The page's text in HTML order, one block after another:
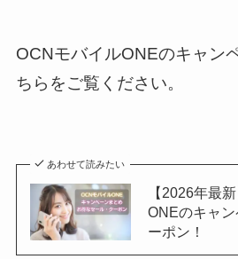
OCNモバイルONEのキャン
ちらをご覧ください。
あわせて読みたい
【2026年最
ONEのキャ
ーポン！